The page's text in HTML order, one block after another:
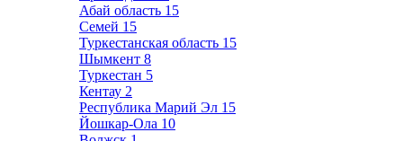
Абай область 15
Семей 15
Туркестанская область 15
Шымкент 8
Туркестан 5
Кентау 2
Республика Марий Эл 15
Йошкар-Ола 10